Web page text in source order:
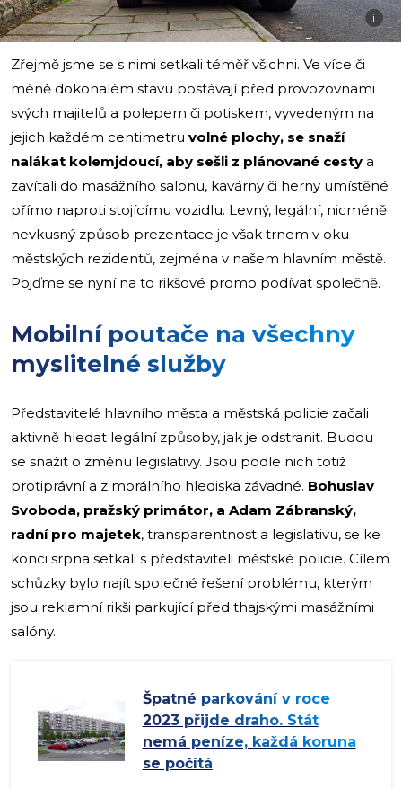
i
Zřejmě jsme se s nimi setkali téměř všichni. Ve více či
méně dokonalém stavu postávají před provozovnami
svých majitelů a polepem či potiskem, vyvedeným na
jejich každém centimetru volné plochy, se snaží
nalákat kolemjdoucí, aby sešli z plánované cesty a
zavítali do masážního salonu, kavárny či herny umístěné
přímo naproti stojícímu vozidlu. Levný‚ legální, nicméně
nevkusný způsob prezentace je však trnem v oku
městských rezidentů, zejména v našem hlavním městě.
Pojďme se nyní na to rikšové promo podívat společně.
Mobilní poutače na všechny
myslitelné služby
Představitelé hlavního města a městská policie začali
aktivně hledat legální způsoby, jak je odstranit. Budou
se snažit o změnu legislativy. Jsou podle nich totiž
protiprávní a z morálního hlediska závadné. Bohuslav
Svoboda, pražský primátor, a Adam Zábranský,
radní pro majetek, transparentnost a legislativu, se ke
konci srpna setkali s představiteli městské policie. Cílem
schůzky bylo najít společné řešení problému, kterým
jsou reklamní rikši parkující před thajskými masážními
salóny.
Špatné parkování v roce
2023 přijde draho. Stát
nemá peníze, každá koruna
se počítá